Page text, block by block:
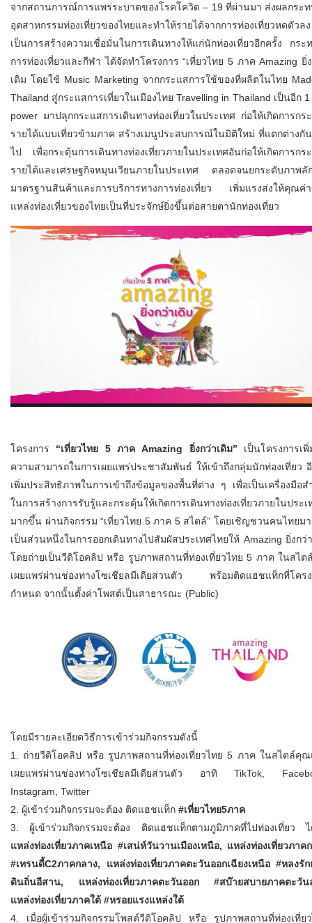
จากสถานการณ์การแพร่ระบาดของโรคโควิด – 19 ที่ผ่านมา ส่งผลกระ
อุตสาหกรรมท่องเที่ยวของไทยและทำให้รายได้จากการท่องเที่ยวหดตัวลง
เป็นการสร้างความเชื่อมั่นในการเดินทางให้แก่นักท่องเที่ยวอีกครั้ง กระ
การท่องเที่ยวและกีฬา ได้จัดทำโครงการ “เที่ยวไทย 5 ภาค Amazing ยิ่
เดิม โดยใช้ Music Marketing จากกระแสการใช้ของที่ผลิตในไทย
Thailand สู่กระแสการเที่ยวในเมืองไทย Travelling in Thailand เป็นอีก 1
power มาปลุกกระแสการเดินทางท่องเที่ยวในประเทศ ก่อให้เกิดการกร
รายได้แบบเที่ยวข้ามภาค สร้างเมนูประสบการณ์ในมิติใหม่ ที่แตกต่างกั
ไป เพื่อกระตุ้นการเดินทางท่องเที่ยวภายในประเทศอันก่อให้เกิดการกร
รายได้และเศรษฐกิจหมุนเวียนภายในประเทศ ตลอดจนยกระดับภาพ
มาตรฐานสินค้าและการบริการทางการท่องเที่ยว เพิ่มแรงส่งให้คุณค่
แหล่งท่องเที่ยวของไทยเป็นที่ประจักษ์ยิ่งขึ้นต่อสายตานักท่องเที่ยว
โครงการ “เที่ยวไทย 5 ภาค Amazing ยิ่งกว่าเดิม” เป็นโครงการเ
ความสามารถในการเผยแพร่ประชาสัมพันธ์ ให้เข้าถึงกลุ่มนักท่องเที่ยว
เพิ่มประสิทธิภาพในการเข้าถึงข้อมูลของพื้นที่ต่าง ๆ เพื่อเป็นเครื่องมือ
ในการสร้างการรับรู้และกระตุ้นให้เกิดการเดินทางท่องเที่ยวภายในประเ
มากขึ้น ผ่านกิจกรรม “เที่ยวไทย 5 ภาค 5 สไตล์” โดยเชิญชวนคนไทยม
เป็นส่วนหนึ่งในการออกเดินทางไปสัมผัสประเทศไทยให้ Amazing ยิ่งกว่
โดยถ่ายเป็นวีดิโอคลิป หรือ รูปภาพสถานที่ท่องเที่ยวไทย 5 ภาค ในสไ
เผยแพร่ผ่านช่องทางโซเชียลมีเดียส่วนตัว พร้อมติดแฮชแท็กที่โครง
กำหนด จากนั้นตั้งค่าโพสต์เป็นสาธารณะ (Public)
โดยมีรายละเอียดวิธีการเข้าร่วมกิจกรรมดังนี้
1. ถ่ายวีดิโอคลิป หรือ รูปภาพสถานที่ท่องเที่ยวไทย 5 ภาค ในสไตล์คุ
เผยแพร่ผ่านช่องทางโซเชียลมีเดียส่วนตัว อาทิ TikTok,
Instagram, Twitter
2. ผู้เข้าร่วมกิจกรรมจะต้อง ติดแฮชแท็ก #เที่ยวไทย5ภาค
3. ผู้เข้าร่วมกิจกรรมจะต้อง ติดแฮชแท็กตามภูมิภาคที่ไปท่องเที่ยว ไ
แหล่งท่องเที่ยวภาคเหนือ #เสน่ห์วันวานเมืองเหนือ, แหล่งท่องเที่ยวภาค
#เทรนดี้C2ภาคกลาง, แหล่งท่องเที่ยวภาคตะวันออกเฉียงเหนือ #หลงรั
ดินถิ่นอีสาน, แหล่งท่องเที่ยวภาคตะวันออก #สบ๊ายสบายภาคตะวัน
แหล่งท่องเที่ยวภาคใต้ #หรอยแรงแหล่งใต้
4. เมื่อผู้เข้าร่วมกิจกรรมโพสต์วีดิโอคลิป หรือ รูปภาพสถานที่ท่องเที่ย